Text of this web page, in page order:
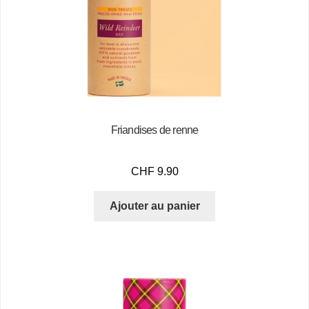
Friandises de renne
CHF9.90
Ajouter au panier